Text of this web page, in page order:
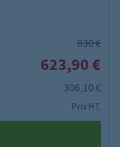
930 €
623,90 €
306,10 €
Prix HT,